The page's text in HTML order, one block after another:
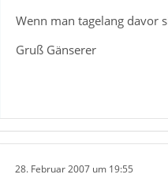
Wenn man tagelang davor
Gruß Gänserer
28. Februar 2007 um 19:55